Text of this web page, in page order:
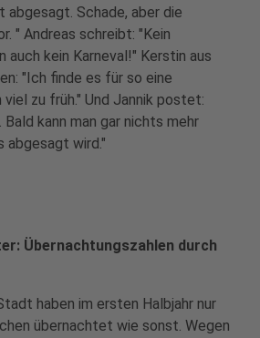
Schade, aber die
" Andreas schreibt: "Kein
auch kein Karneval!" Kerstin aus
"Ich finde es für so eine
zu früh." Und Jannik postet:
kann man gar nichts mehr
abgesagt wird."
Übernachtungszahlen durch
haben im ersten Halbjahr nur
übernachtet wie sonst. Wegen